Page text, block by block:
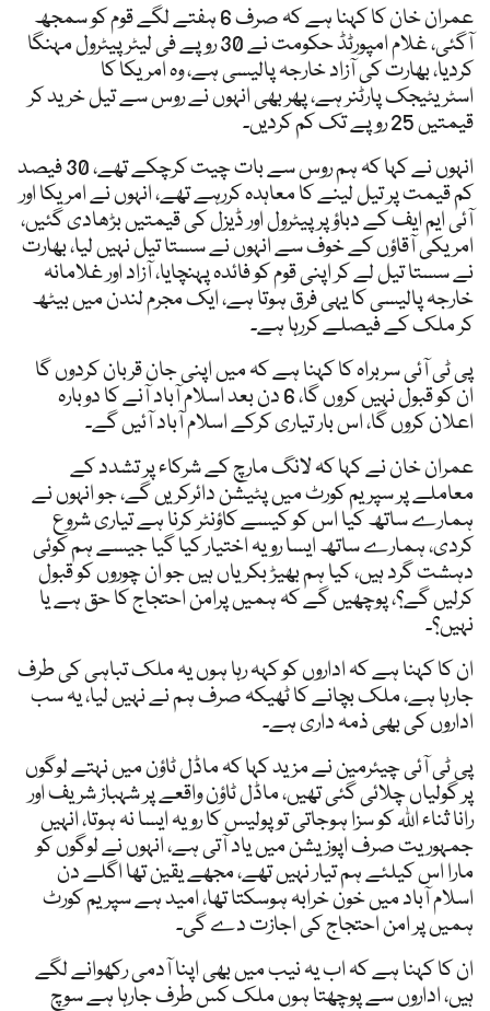
عمران خان کا کہنا ہے کہ صرف 6 ہفتے لگے قوم کو سمجھ
آگئی، غلام امپورٹڈ حکومت نے 30 روپے فی لیٹر پیٹرول مہنگا
کردیا، بھارت کی آزاد خارجہ پالیسی ہے، وہ امریکا کا
اسٹریٹیجک پارٹنر ہے، پھر بھی انہوں نے روس سے تیل خرید کر
قیمتیں 25 روپے تک کم کردیں۔
انہوں نے کہا کہ ہم روس سے بات چیت کرچکے تھے، 30 فیصد
کم قیمت پر تیل لینے کا معاہدہ کررہے تھے، انہوں نے امریکا اور
آئی ایم ایف کے دباؤ پر پیٹرول اور ڈیزل کی قیمتیں بڑھادی گئیں،
امریکی آقاؤں کے خوف سے انہوں نے سستا تیل نہیں لیا، بھارت
نے سستا تیل لے کر اپنی قوم کو فائدہ پہنچایا، آزاد اور غلامانہ
خارجہ پالیسی کا یہی فرق ہوتا ہے، ایک مجرم لندن میں بیٹھ
کر ملک کے فیصلے کررہا ہے۔
پی ٹی آئی سربراہ کا کہنا ہے کہ میں اپنی جان قربان کردوں گا
ان کو قبول نہیں کروں گا، 6 دن بعد اسلام آباد آنے کا دوبارہ
اعلان کروں گا، اس بار تیاری کرکے اسلام آباد آئیں گے۔
عمران خان نے کہا کہ لانگ مارچ کے شرکاء پر تشدد کے
معاملے پر سپریم کورٹ میں پٹیشن دائرکریں گے، جو انہوں نے
ہمارے ساتھ کیا اس کو کیسے کاؤنٹر کرنا ہے تیاری شروع
کردی، ہمارے ساتھ ایسا رویہ اختیار کیا گیا جیسے ہم کوئی
دہشت گرد ہیں، کیا ہم بھیڑ بکریاں ہیں جو ان چوروں کو قبول
کرلیں گے؟، پوچھیں گے کہ ہمیں پرامن احتجاج کا حق ہے یا
نہیں؟۔
ان کا کہنا ہے کہ اداروں کو کہہ رہا ہوں یہ ملک تباہی کی طرف
جارہا ہے، ملک بچانے کا ٹھیکہ صرف ہم نے نہیں لیا، یہ سب
اداروں کی بھی ذمہ داری ہے۔
پی ٹی آئی چیئرمین نے مزید کہا کہ ماڈل ٹاؤن میں نہتے لوگوں
پر گولیاں چلائی گئی تھیں، ماڈل ٹاؤن واقعے پر شہباز شریف اور
رانا ثناء اللہ کو سزا ہوجاتی تو پولیس کا رویہ ایسا نہ ہوتا، انہیں
جمہوریت صرف اپوزیشن میں یاد آتی ہے، انہوں نے لوگوں کو
مارا اس کیلئے ہم تیار نہیں تھے، مجھے یقین تھا اگلے دن
اسلام آباد میں خون خرابہ ہوسکتا تھا، امید ہے سپریم کورٹ
ہمیں پر امن احتجاج کی اجازت دے گی۔
ان کا کہنا ہے کہ اب یہ نیب میں بھی اپنا آدمی رکھوانے لگے
ہیں، اداروں سے پوچھتا ہوں ملک کس طرف جارہا ہے سوچ